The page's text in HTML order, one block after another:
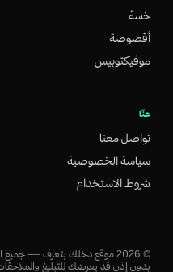
خسة
أقصوصة
موفيكتوبيس
عنّا
تواصل معنا
سياسة الخصوصية
شروط الاستخدام
©
2026 موقع دخلك بتعرف — جميع
بدون إذن قد يعرضك للتبليغ